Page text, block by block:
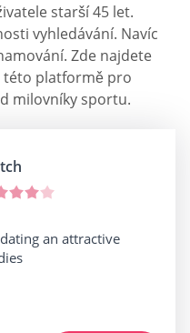
starší 45 let.
vyhledávání. Navíc
Zde najdete
této platformě pro
milovníky sportu.
an attractive